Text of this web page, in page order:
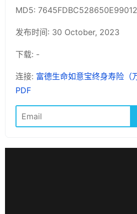
MD5:
发布时间: 30 October, 2023
下载: -
连接: 富德生命如意宝终身寿险（
PDF